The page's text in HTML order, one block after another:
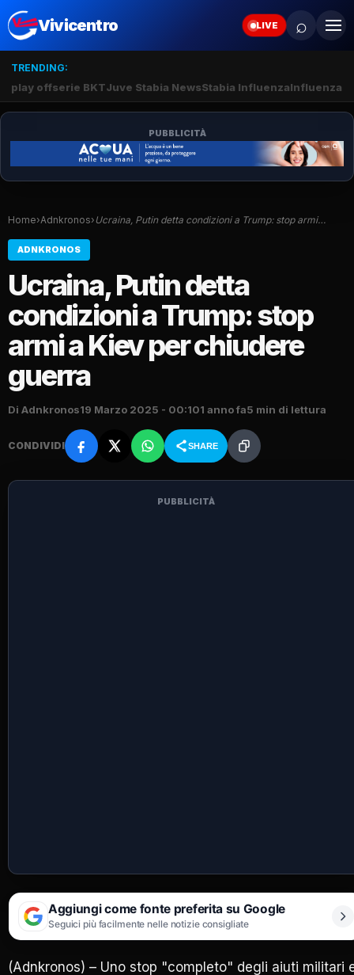
Vivicentro LIVE ⌕
TRENDING:
play offserie BKTJuve Stabia NewsStabia InfluenzaInfluenza
PUBBLICITÀ
Home›Adnkronos›Ucraina, Putin detta condizioni a Trump: stop armi…
ADNKRONOS
Ucraina, Putin detta
condizioni a Trump: stop
armi a Kiev per chiudere
guerra
Di Adnkronos19 Marzo 2025 - 00:101 anno fa5 min di lettura
CONDIVIDI SHARE
PUBBLICITÀ
Aggiungi come fonte preferita su Google
Seguici più facilmente nelle notizie consigliate
(Adnkronos) – Uno stop "completo" degli aiuti militari